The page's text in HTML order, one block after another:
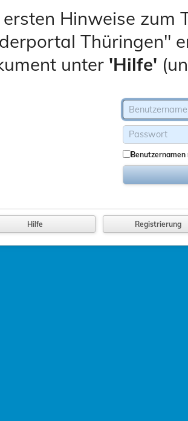
ersten Hinweise zum
Thüringen"
unter 'Hilfe'
Hilfe